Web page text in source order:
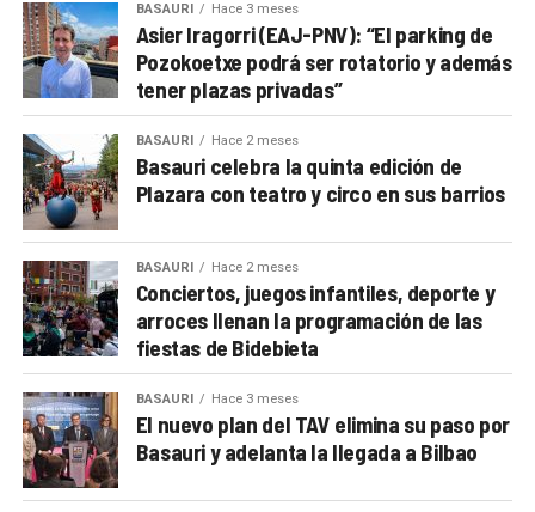
BASAURI Hace 3 meses
Asier Iragorri (EAJ-PNV): “El parking de
Pozokoetxe podrá ser rotatorio y además
tener plazas privadas”
BASAURI Hace 2 meses
Basauri celebra la quinta edición de
Plazara con teatro y circo en sus barrios
BASAURI Hace 2 meses
Conciertos, juegos infantiles, deporte y
arroces llenan la programación de las
fiestas de Bidebieta
BASAURI Hace 3 meses
El nuevo plan del TAV elimina su paso por
Basauri y adelanta la llegada a Bilbao